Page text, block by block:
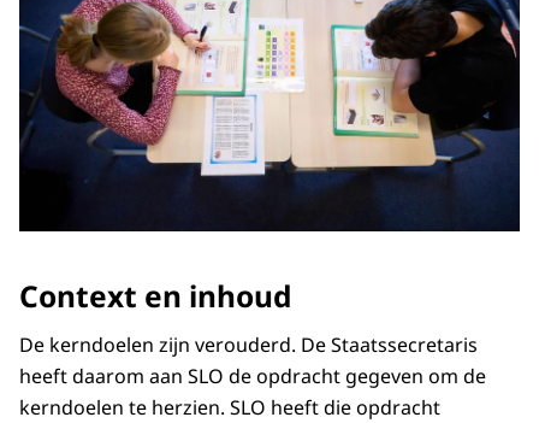
Context en inhoud
De kerndoelen zijn verouderd. De Staatssecretaris
heeft daarom aan SLO de opdracht gegeven om de
kerndoelen te herzien. SLO heeft die opdracht